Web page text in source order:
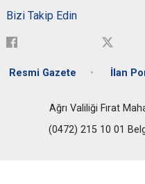
Bizi Takip Edin
Resmi Gazete İlan
Ağrı Valiliği Fırat
(0472) 215 10 01